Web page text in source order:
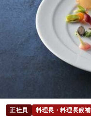
正社員 料理長・料理長候補